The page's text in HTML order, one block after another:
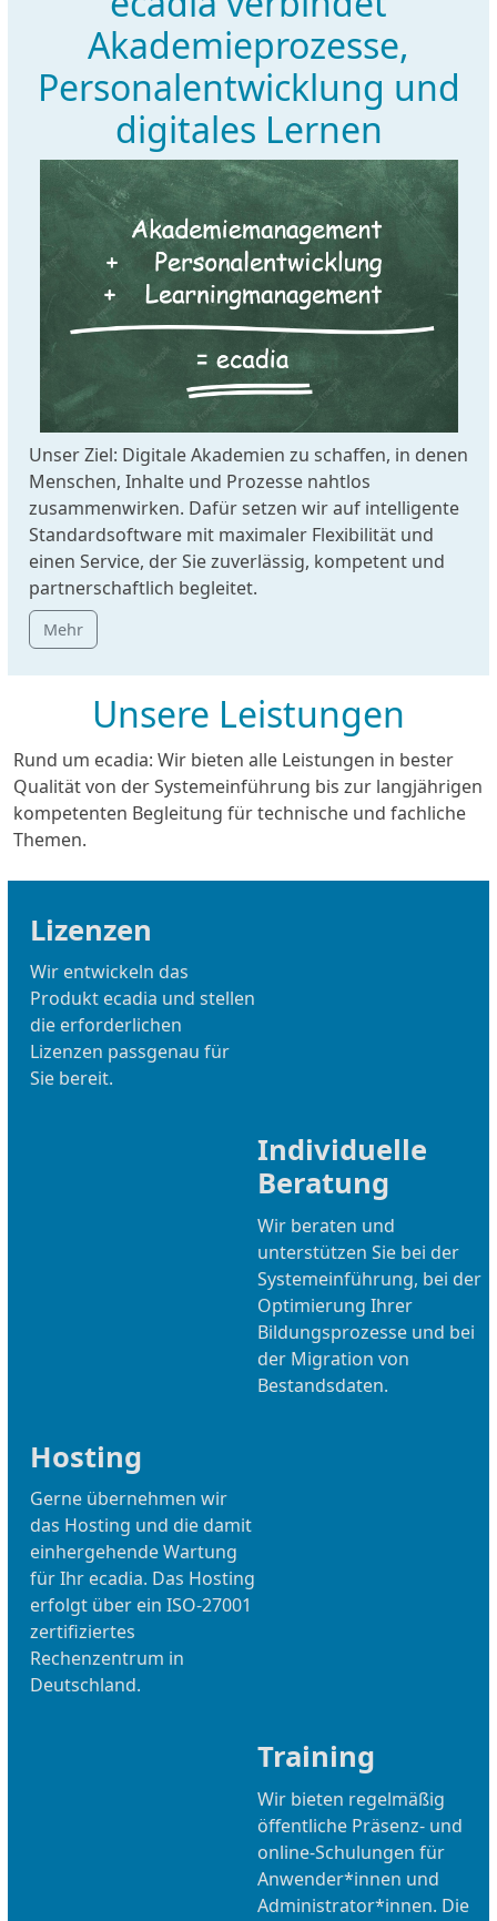
Akademieprozesse,
Personalentwicklung und
digitales Lernen
Unser Ziel: Digitale Akademien zu schaffen, in denen
Menschen, Inhalte und Prozesse nahtlos
zusammenwirken. Dafür setzen wir auf intelligente
Standardsoftware mit maximaler Flexibilität und
einen Service, der Sie zuverlässig, kompetent und
partnerschaftlich begleitet.
Mehr
Unsere Leistungen
Rund um ecadia: Wir bieten alle Leistungen in bester
Qualität von der Systemeinführung bis zur langjährigen
kompetenten Begleitung für technische und fachliche
Themen.
Lizenzen
Wir entwickeln das
Produkt ecadia und stellen
die erforderlichen
Lizenzen passgenau für
Sie bereit.
Individuelle
Beratung
Wir beraten und
unterstützen Sie bei der
Systemeinführung, bei der
Optimierung Ihrer
Bildungsprozesse und bei
der Migration von
Bestandsdaten.
Hosting
Gerne übernehmen wir
das Hosting und die damit
einhergehende Wartung
für Ihr ecadia. Das Hosting
erfolgt über ein ISO-27001
zertifiziertes
Rechenzentrum in
Deutschland.
Training
Wir bieten regelmäßig
öffentliche Präsenz- und
online-Schulungen für
Anwender*innen und
Administrator*innen. Die